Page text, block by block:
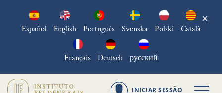
Español English Português Svenska Polski Català
Français Deutsch русский
×
INICIAR SESSÃO